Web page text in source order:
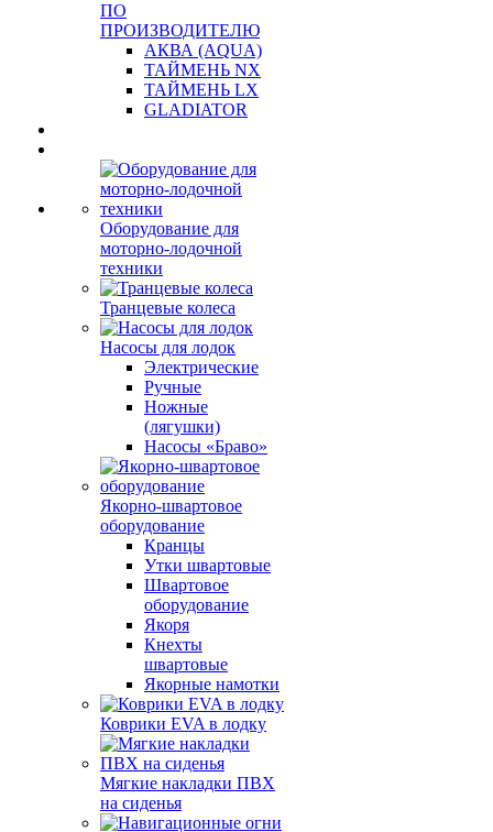
ПО
ПРОИЗВОДИТЕЛЮ
АКВА (AQUA)
ТАЙМЕНЬ NX
ТАЙМЕНЬ LX
GLADIATOR
Оборудование для
моторно-лодочной
техники
Транцевые колеса
Насосы для лодок
Электрические
Ручные
Ножные
(лягушки)
Насосы «Браво»
Якорно-швартовое
оборудование
Кранцы
Утки швартовые
Швартовое
оборудование
Якоря
Кнехты
швартовые
Якорные намотки
Коврики EVA в лодку
Мягкие накладки ПВХ
на сиденья